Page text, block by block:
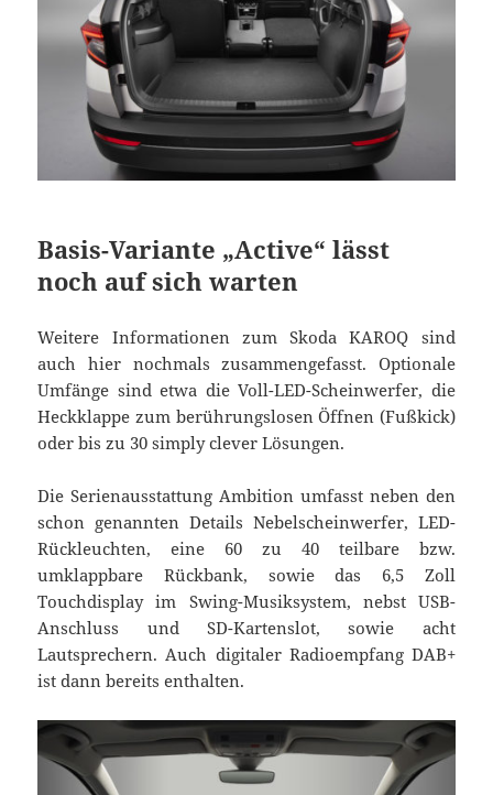
Basis-Variante „Active“ lässt
noch auf sich warten
Weitere Informationen zum Skoda KAROQ sind
auch hier nochmals zusammengefasst. Optionale
Umfänge sind etwa die Voll-LED-Scheinwerfer, die
Heckklappe zum berührungslosen Öffnen (Fußkick)
oder bis zu 30 simply clever Lösungen.
Die Serienausstattung Ambition umfasst neben den
schon genannten Details Nebelscheinwerfer, LED-
Rückleuchten, eine 60 zu 40 teilbare bzw.
umklappbare Rückbank, sowie das 6,5 Zoll
Touchdisplay im Swing-Musiksystem, nebst USB-
Anschluss und SD-Kartenslot, sowie acht
Lautsprechern. Auch digitaler Radioempfang DAB+
ist dann bereits enthalten.